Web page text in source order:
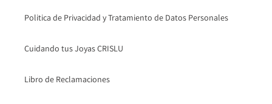
Politica de Privacidad y Tratamiento de Datos Personales
Cuidando tus Joyas CRISLU
Libro de Reclamaciones